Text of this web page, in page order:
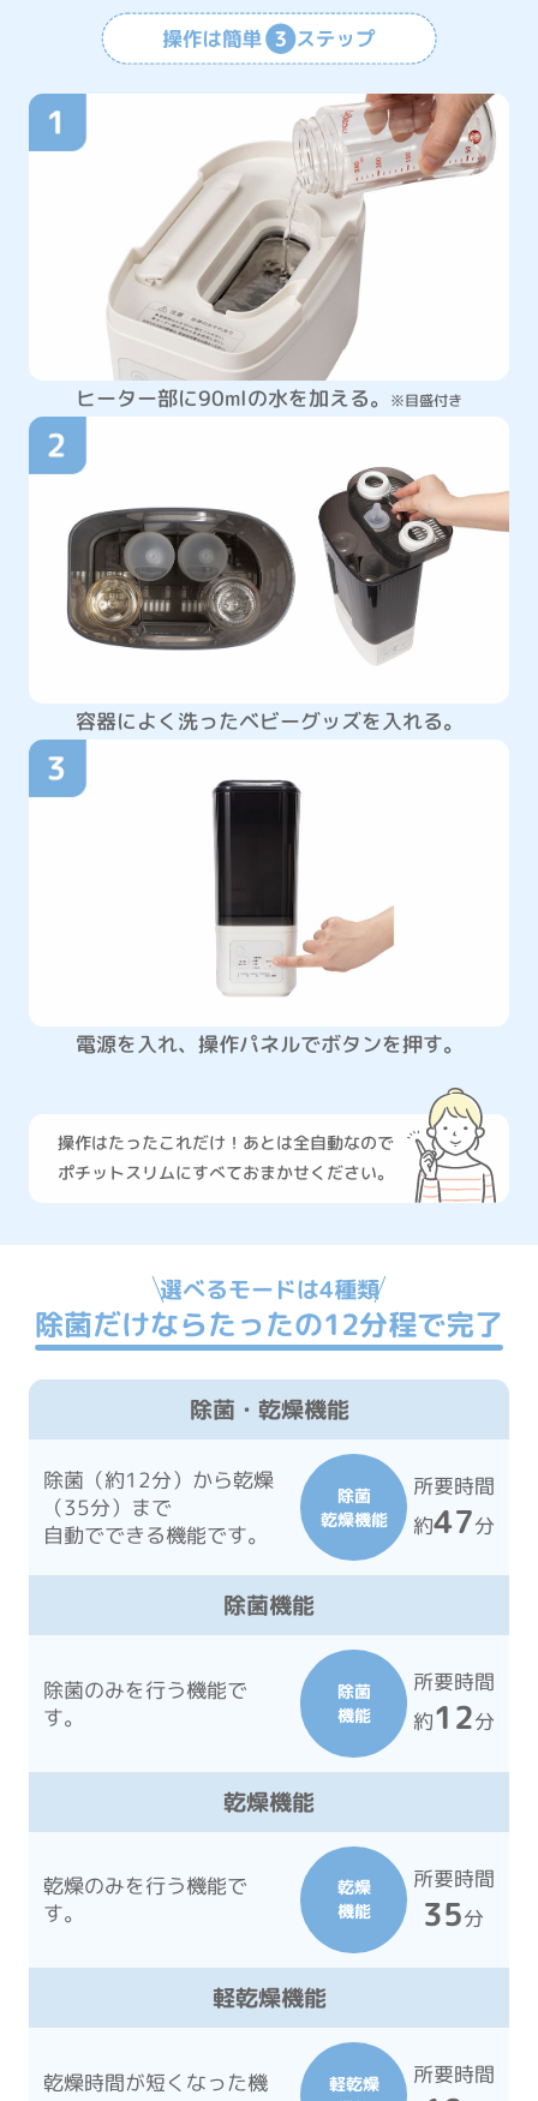
ヒーター部に90mlの水を加える。 ※目盛付き
容器によく洗ったベビーグッズを入れる。
電源を入れ、操作パネルでボタンを押す。
操作はたったこれだけ！あとは全自動なので
ポチットスリムにすべておまかせください。
選べるモードは4種類
除菌だけならたったの12分程で完了
除菌・乾燥機能
除菌（約12分）から乾燥
（35分）まで
自動でできる機能です。
除菌
乾燥機能
所要時間
約47分
除菌機能
除菌のみを行う機能で
す。
除菌
機能
所要時間
約12分
乾燥機能
乾燥のみを行う機能で
す。
乾燥
機能
所要時間
35分
軽乾燥機能
乾燥時間が短くなった機
軽乾燥
所要時間